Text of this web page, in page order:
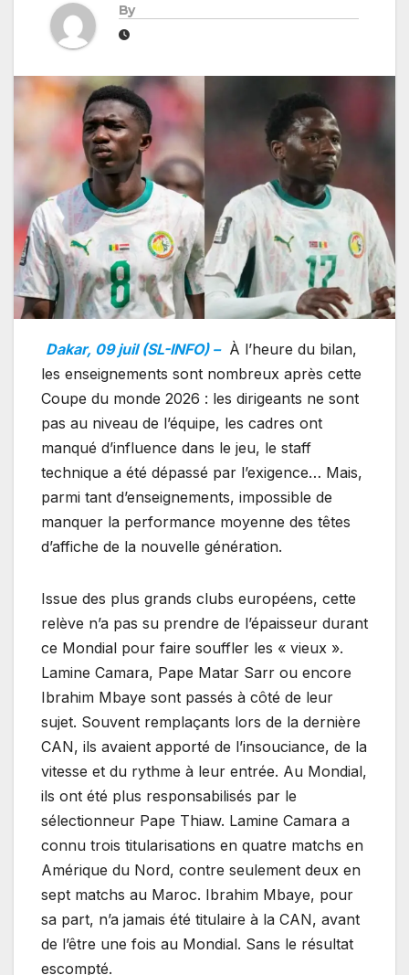
By
Dakar, 09 juil (SL-INFO) – À l’heure du bilan,
les enseignements sont nombreux après cette
Coupe du monde 2026 : les dirigeants ne sont
pas au niveau de l’équipe, les cadres ont
manqué d’influence dans le jeu, le staff
technique a été dépassé par l’exigence… Mais,
parmi tant d’enseignements, impossible de
manquer la performance moyenne des têtes
d’affiche de la nouvelle génération.
Issue des plus grands clubs européens, cette
relève n’a pas su prendre de l’épaisseur durant
ce Mondial pour faire souffler les « vieux ».
Lamine Camara, Pape Matar Sarr ou encore
Ibrahim Mbaye sont passés à côté de leur
sujet. Souvent remplaçants lors de la dernière
CAN, ils avaient apporté de l’insouciance, de la
vitesse et du rythme à leur entrée. Au Mondial,
ils ont été plus responsabilisés par le
sélectionneur Pape Thiaw. Lamine Camara a
connu trois titularisations en quatre matchs en
Amérique du Nord, contre seulement deux en
sept matchs au Maroc. Ibrahim Mbaye, pour
sa part, n’a jamais été titulaire à la CAN, avant
de l’être une fois au Mondial. Sans le résultat
escompté.